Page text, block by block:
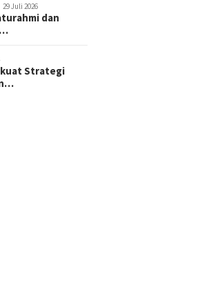
29 Juli 2026
dan
Strategi